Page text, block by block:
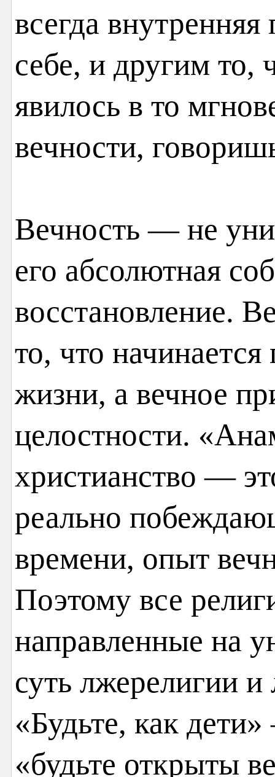
всегда
себе, и другим то,
явилось в то
вечности,
Вечность — не
его абсолютная
восстановление.
то, что
жизни, а вечное
целостности.
христианство —
реально
времени, опыт
Поэтому все
направленные на
суть лжерелигии
«Будьте, как
«будьте открыты